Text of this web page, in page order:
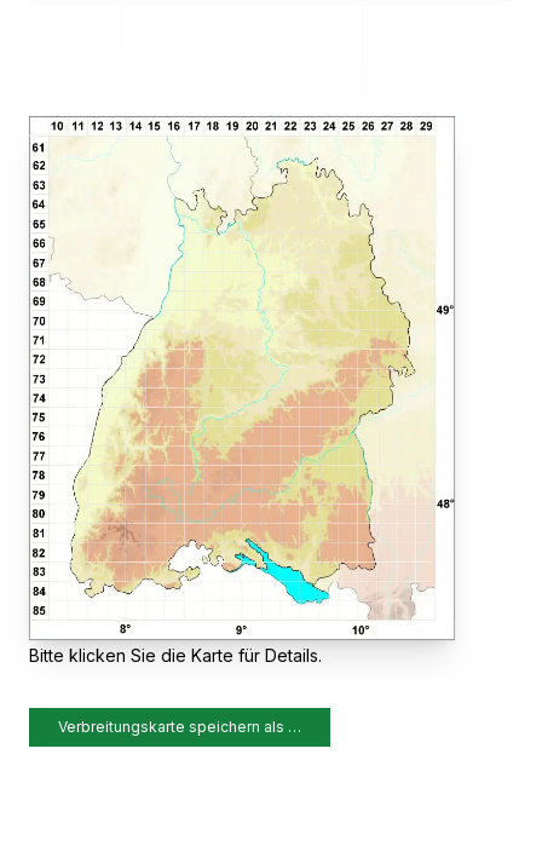
Bitte klicken Sie die Karte für Details.
Verbreitungskarte speichern als …